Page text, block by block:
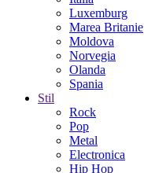
Luxemburg
Marea Britanie
Moldova
Norvegia
Olanda
Spania
Stil
Rock
Pop
Metal
Electronica
Hip Hop